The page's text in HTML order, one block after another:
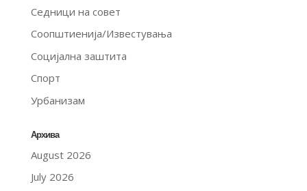
Седници на совет
Соопштиенија/Известувања
Социјална заштита
Спорт
Урбанизам
Архива
August 2026
July 2026